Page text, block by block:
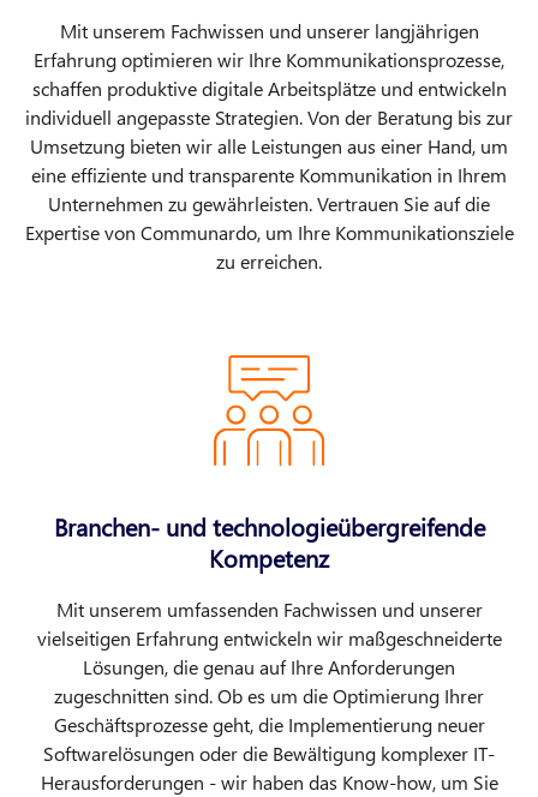
Mit unserem Fachwissen und unserer langjährigen
Erfahrung optimieren wir Ihre Kommunikationsprozesse,
schaffen produktive digitale Arbeitsplätze und entwickeln
individuell angepasste Strategien. Von der Beratung bis zur
Umsetzung bieten wir alle Leistungen aus einer Hand, um
eine effiziente und transparente Kommunikation in Ihrem
Unternehmen zu gewährleisten. Vertrauen Sie auf die
Expertise von Communardo, um Ihre Kommunikationsziele
zu erreichen.
Branchen- und technologieübergreifende
Kompetenz
Mit unserem umfassenden Fachwissen und unserer
vielseitigen Erfahrung entwickeln wir maßgeschneiderte
Lösungen, die genau auf Ihre Anforderungen
zugeschnitten sind. Ob es um die Optimierung Ihrer
Geschäftsprozesse geht, die Implementierung neuer
Softwarelösungen oder die Bewältigung komplexer IT-
Herausforderungen - wir haben das Know-how, um Sie